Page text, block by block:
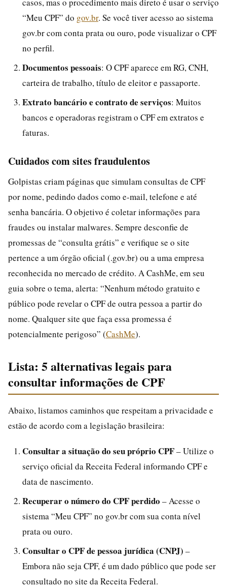
“Meu CPF” do gov.br. Se você tiver acesso ao sistema
gov.br com conta prata ou ouro, pode visualizar o CPF
no perfil.
Documentos pessoais: O CPF aparece em RG, CNH,
carteira de trabalho, título de eleitor e passaporte.
Extrato bancário e contrato de serviços: Muitos
bancos e operadoras registram o CPF em extratos e
faturas.
Cuidados com sites fraudulentos
Golpistas criam páginas que simulam consultas de CPF
por nome, pedindo dados como e-mail, telefone e até
senha bancária. O objetivo é coletar informações para
fraudes ou instalar malwares. Sempre desconfie de
promessas de “consulta grátis” e verifique se o site
pertence a um órgão oficial (.gov.br) ou a uma empresa
reconhecida no mercado de crédito. A CashMe, em seu
guia sobre o tema, alerta: “Nenhum método gratuito e
público pode revelar o CPF de outra pessoa a partir do
nome. Qualquer site que faça essa promessa é
potencialmente perigoso” (CashMe).
Lista: 5 alternativas legais para
consultar informações de CPF
Abaixo, listamos caminhos que respeitam a privacidade e
estão de acordo com a legislação brasileira:
Consultar a situação do seu próprio CPF– Utilize o
serviço oficial da Receita Federal informando CPF e
data de nascimento.
Recuperar o número do CPF perdido – Acesse o
sistema “Meu CPF” no gov.br com sua conta nível
prata ou ouro.
Consultar o CPF de pessoa jurídica (CNPJ) –
Embora não seja CPF, é um dado público que pode ser
consultado no site da Receita Federal.